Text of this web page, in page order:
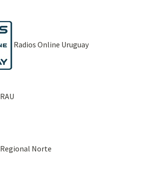
Radios Online Uruguay
RAU
Regional Norte